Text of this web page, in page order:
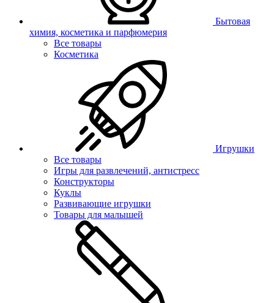
Бытовая
химия, косметика и парфюмерия
Все товары
Косметика
Игрушки
Все товары
Игры для развлечений, антистресс
Конструкторы
Куклы
Развивающие игрушки
Товары для малышей